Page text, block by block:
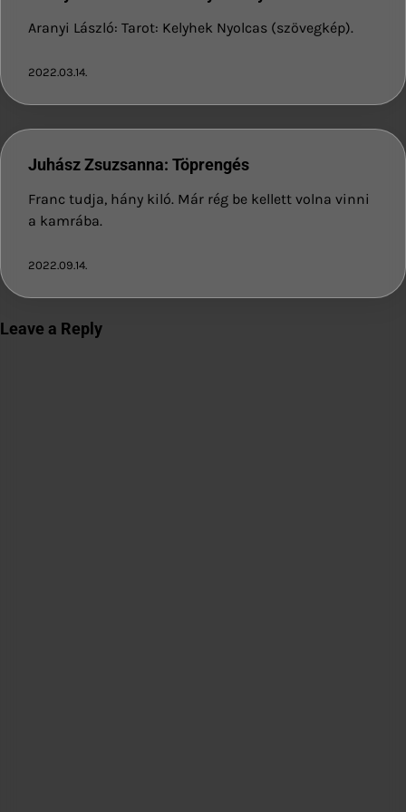
Aranyi László: Tarot: Kelyhek Nyolcas (szövegkép).
2022.03.14.
Juhász Zsuzsanna: Töprengés
Franc tudja, hány kiló. Már rég be kellett volna vinni
a kamrába.
2022.09.14.
Leave a Reply